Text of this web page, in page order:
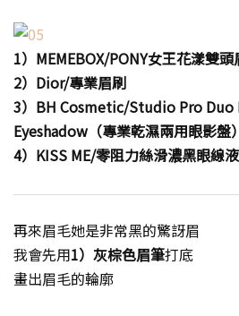
1）MEMEBOX/PONY女王花漾雙
2）Dior/專業眉刷
3）BH Cosmetic/Studio Pro Duo
Eyeshadow（專業乾濕兩用眼影盤）
4）KISS ME/零阻力絲滑濃黑眼線
再來眉毛她是非常黑的驚訝眉
我會先用1）灰棕色眉筆打底
畫出眉毛的輪廓